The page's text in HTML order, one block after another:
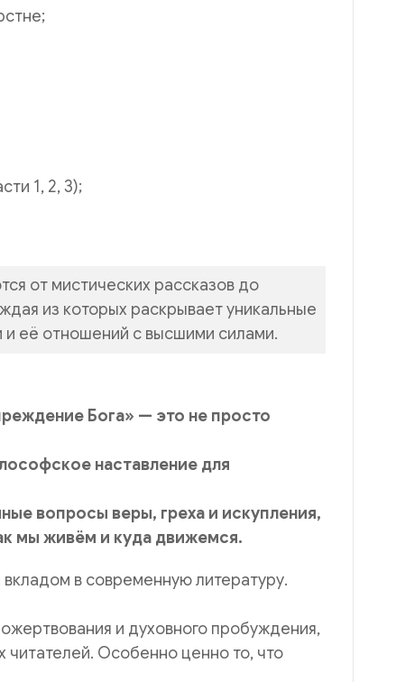
1, 2, 3);
от мистических рассказов до
из которых раскрывает уникальные
её отношений с высшими силами.
Бога» — это не просто
наставление для
вопросы веры, греха и искупления,
мы живём и куда движемся.
в современную литературу.
и духовного пробуждения,
читателей. Особенно ценно то, что